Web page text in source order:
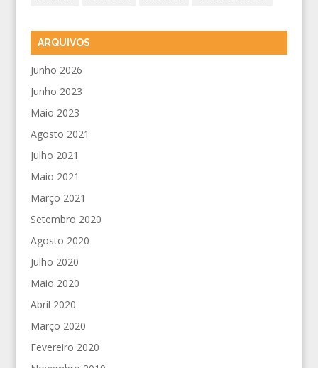
ARQUIVOS
Junho 2026
Junho 2023
Maio 2023
Agosto 2021
Julho 2021
Maio 2021
Março 2021
Setembro 2020
Agosto 2020
Julho 2020
Maio 2020
Abril 2020
Março 2020
Fevereiro 2020